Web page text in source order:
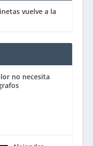
vuelve a la
no necesita